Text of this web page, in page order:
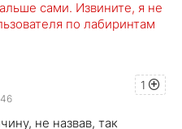
сами. Извините, я не
по лабиринтам
1
не назвав, так